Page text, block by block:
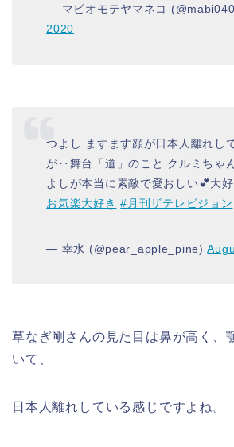
— マビオモテヤマネコ
2020
つよし ますます顔が日本人離れし
が‥舞台「道」のこと クルミちゃ
よしが本当に素敵で愛おしい💕大
お気楽大好き #月刊ザテレビジョン
— 幸水 (@pear_apple_pine)
草なぎ剛さんの見た目は鼻が高く、
いて、
日本人離れしている感じですよね。